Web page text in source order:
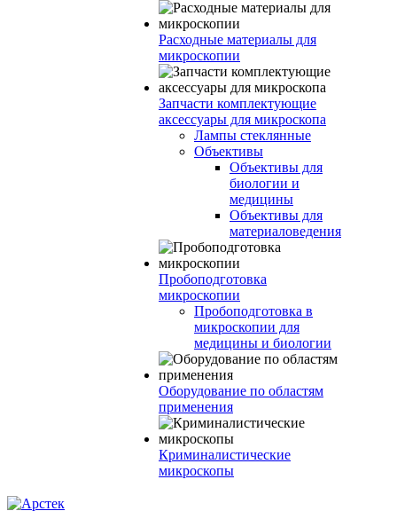
Расходные материалы для
микроскопии
Запчасти комплектующие
аксессуары для микроскопа
Лампы стеклянные
Объективы
Объективы для
биологии и
медицины
Объективы для
материаловедения
Пробоподготовка
микроскопии
Пробоподготовка в
микроскопии для
медицины и биологии
Оборудование по областям
применения
Криминалистические
микроскопы